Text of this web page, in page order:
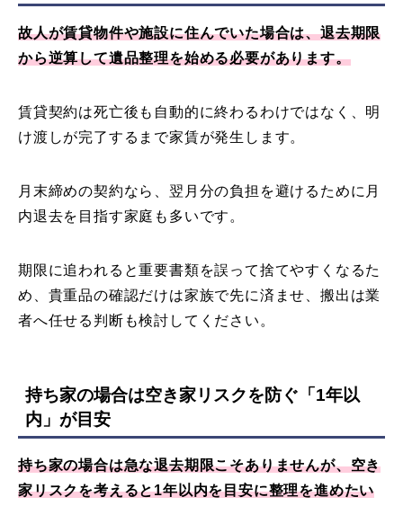
故人が賃貸物件や施設に住んでいた場合は、退去期限
から逆算して遺品整理を始める必要があります。
賃貸契約は死亡後も自動的に終わるわけではなく、明
け渡しが完了するまで家賃が発生します。
月末締めの契約なら、翌月分の負担を避けるために月
内退去を目指す家庭も多いです。
期限に追われると重要書類を誤って捨てやすくなるた
め、貴重品の確認だけは家族で先に済ませ、搬出は業
者へ任せる判断も検討してください。
持ち家の場合は空き家リスクを防ぐ「1年以
内 」が目安
持ち家の場合は急な退去期限こそありませんが、空き
家リスクを考えると1年以内を目安に整理を進めたい